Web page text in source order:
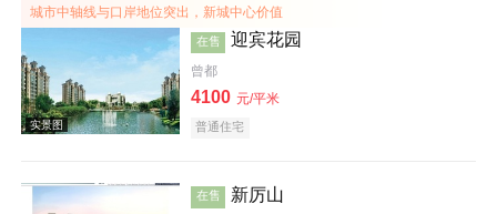
城市中轴线与口岸地位突出，新城中心价值
在售 迎宾花园
曾都
4100 元/平米
普通住宅
在售 新厉山